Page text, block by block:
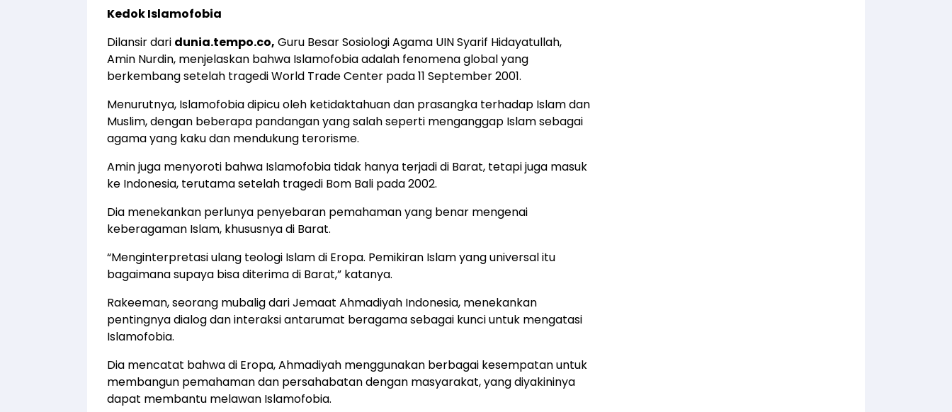
Kedok Islamofobia
Dilansir dari dunia.tempo.co, Guru Besar Sosiologi Agama UIN Syarif Hidayatullah,
Amin Nurdin, menjelaskan bahwa Islamofobia adalah fenomena global yang
berkembang setelah tragedi World Trade Center pada 11 September 2001.
Menurutnya, Islamofobia dipicu oleh ketidaktahuan dan prasangka terhadap Islam dan
Muslim, dengan beberapa pandangan yang salah seperti menganggap Islam sebagai
agama yang kaku dan mendukung terorisme.
Amin juga menyoroti bahwa Islamofobia tidak hanya terjadi di Barat, tetapi juga masuk
ke Indonesia, terutama setelah tragedi Bom Bali pada 2002.
Dia menekankan perlunya penyebaran pemahaman yang benar mengenai
keberagaman Islam, khususnya di Barat.
“Menginterpretasi ulang teologi Islam di Eropa. Pemikiran Islam yang universal itu
bagaimana supaya bisa diterima di Barat,” katanya.
Rakeeman, seorang mubalig dari Jemaat Ahmadiyah Indonesia, menekankan
pentingnya dialog dan interaksi antarumat beragama sebagai kunci untuk mengatasi
Islamofobia.
Dia mencatat bahwa di Eropa, Ahmadiyah menggunakan berbagai kesempatan untuk
membangun pemahaman dan persahabatan dengan masyarakat, yang diyakininya
dapat membantu melawan Islamofobia.